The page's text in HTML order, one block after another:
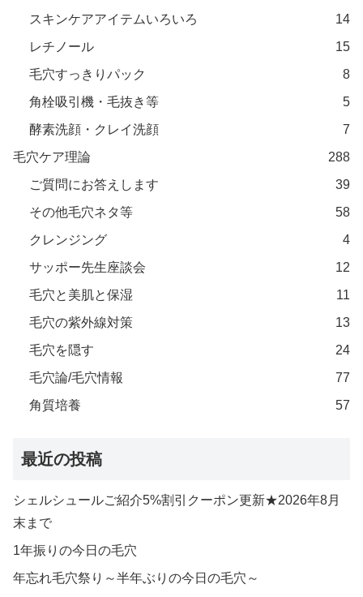
スキンケアアイテムいろいろ
14
レチノール
15
毛穴すっきりパック
8
角栓吸引機・毛抜き等
5
酵素洗顔・クレイ洗顔
7
毛穴ケア理論
288
ご質問にお答えします
39
その他毛穴ネタ等
58
クレンジング
4
サッポー先生座談会
12
毛穴と美肌と保湿
11
毛穴の紫外線対策
13
毛穴を隠す
24
毛穴論/毛穴情報
77
角質培養
57
最近の投稿
シェルシュールご紹介5%割引クーポン更新★2026年8月
末まで
1年振りの今日の毛穴
年忘れ毛穴祭り～半年ぶりの今日の毛穴～